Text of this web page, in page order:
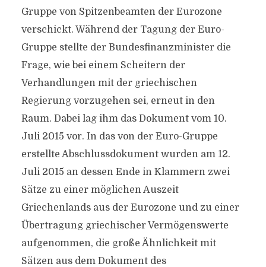
Gruppe von Spitzenbeamten der Eurozone
verschickt. Während der Tagung der Euro-
Gruppe stellte der Bundesfinanzminister die
Frage, wie bei einem Scheitern der
Verhandlungen mit der griechischen
Regierung vorzugehen sei, erneut in den
Raum. Dabei lag ihm das Dokument vom 10.
Juli 2015 vor. In das von der Euro-Gruppe
erstellte Abschlussdokument wurden am 12.
Juli 2015 an dessen Ende in Klammern zwei
Sätze zu einer möglichen Auszeit
Griechenlands aus der Eurozone und zu einer
Übertragung griechischer Vermögenswerte
aufgenommen, die große Ähnlichkeit mit
Sätzen aus dem Dokument des